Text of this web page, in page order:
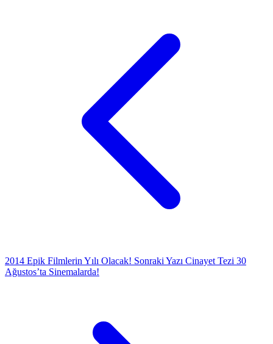
2014 Epik Filmlerin Yılı Olacak! Sonraki Yazı Cinayet Tezi 30
Ağustos’ta Sinemalarda!